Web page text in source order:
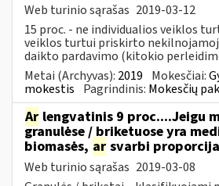
Web turinio sąrašas 2019-03-12
15 proc. - ne individualios veiklos
veiklos turtui priskirto
daikto pardavimo (kitokio
Metai (Archyvas): 2019 Mokesčiai:
mokestis Pagrindinis: Mokesčių
Ar lengvatinis 9 proc....Jeigu
granulėse / briketuose yra
biomasės, ar svarbi proporcija
Web turinio sąrašas 2019-03-08